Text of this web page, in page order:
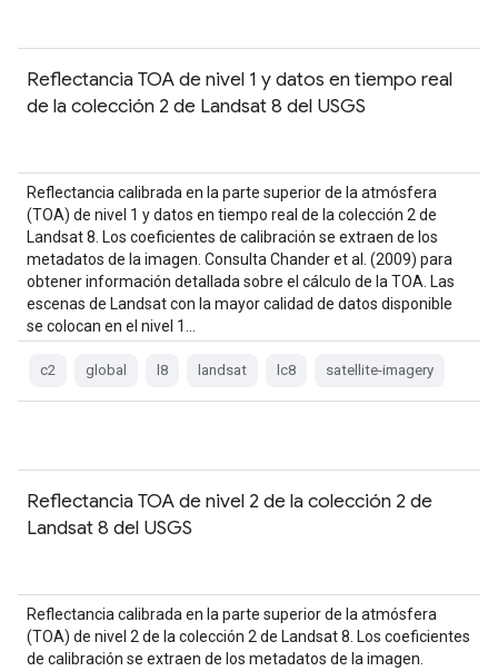
Reflectancia TOA de nivel 1 y datos en tiempo real
de la colección 2 de Landsat 8 del USGS
Reflectancia calibrada en la parte superior de la atmósfera
(TOA) de nivel 1 y datos en tiempo real de la colección 2 de
Landsat 8. Los coeficientes de calibración se extraen de los
metadatos de la imagen. Consulta Chander et al. (2009) para
obtener información detallada sobre el cálculo de la TOA. Las
escenas de Landsat con la mayor calidad de datos disponible
se colocan en el nivel 1…
c2 global l8 landsat lc8 satellite-imagery
Reflectancia TOA de nivel 2 de la colección 2 de
Landsat 8 del USGS
Reflectancia calibrada en la parte superior de la atmósfera
(TOA) de nivel 2 de la colección 2 de Landsat 8. Los coeficientes
de calibración se extraen de los metadatos de la imagen.